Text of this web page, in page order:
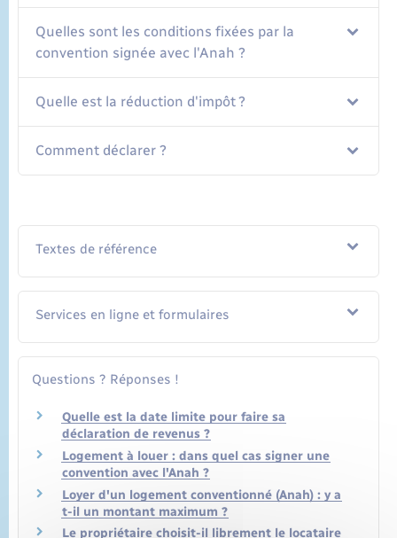
Quelles sont les conditions fixées par la
convention signée avec l'Anah ?
Quelle est la réduction d'impôt ?
Comment déclarer ?
Textes de référence
Services en ligne et formulaires
Questions ? Réponses !
Quelle est la date limite pour faire sa
déclaration de revenus ?
Logement à louer : dans quel cas signer une
convention avec l'Anah ?
Loyer d'un logement conventionné (Anah) : y a
t-il un montant maximum ?
Le propriétaire choisit-il librement le locataire